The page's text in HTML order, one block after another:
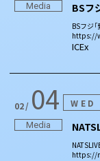
Media BSフ
BSフジ
https://
ICEx
02 04 WED
Media
https://